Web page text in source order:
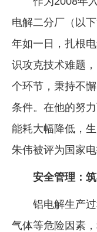
党建工作
企业文化
《资源再生》杂志
行情报价
电解二分厂（以
年如一日，扎根
识攻克技术难题
个环节，秉持不
条件。在他的努
能耗大幅降低，
朱伟被评为国家
安全管理：
铝电解生产
气体等危险因素